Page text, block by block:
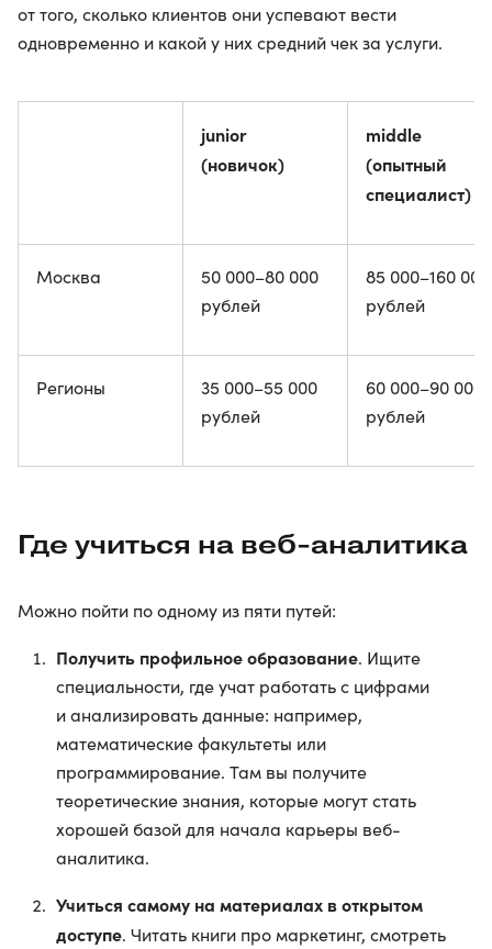
от того, сколько клиентов они успевают вести
одновременно и какой у них средний чек за услуги.
junior
(новичок)
middle
(опытный
специалист)
Москва
50 000–80 000
рублей
85 000–160 000
рублей
Регионы
35 000–55 000
рублей
60 000–90 000
рублей
Где учиться на веб-аналитика
Можно пойти по одному из пяти путей:
Получить профильное образование. Ищите
специальности, где учат работать с цифрами
и анализировать данные: например,
математические факультеты или
программирование. Там вы получите
теоретические знания, которые могут стать
хорошей базой для начала карьеры веб-
аналитика.
Учиться самому на материалах в открытом
доступе. Читать книги про маркетинг, смотреть